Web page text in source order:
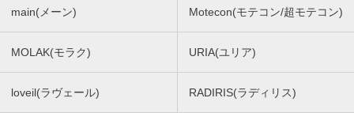
main(メーン) Motecon(モテコン/超モテコン)
MOLAK(モラク) URIA(ユリア)
loveil(ラヴェール) RADIRIS(ラディリス)